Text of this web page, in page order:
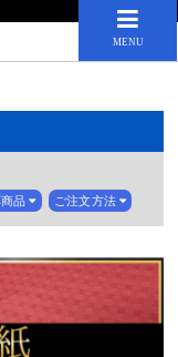
MENU
品 ご注文方法